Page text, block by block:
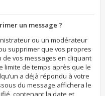
un message ?
ou un modérateur
supprimer que vos propres
vos messages en cliquant
de temps après que le
a déjà répondu à votre
du message affichera le
contenant la date et